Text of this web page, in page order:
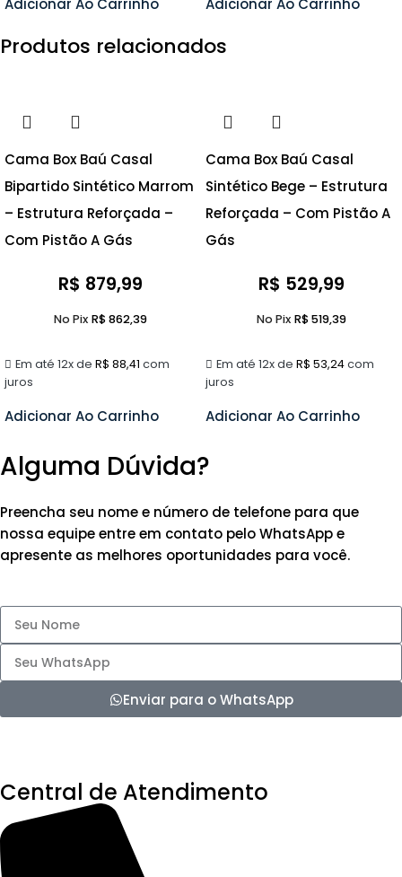
Produtos relacionados
Cama Box Baú Casal
Bipartido Sintético Marrom
– Estrutura Reforçada –
Com Pistão A Gás
R$ 879,99
Em até 12x de R$ 88,41 com
juros
No Pix R$862,39
Adicionar Ao Carrinho
Cama Box Baú Casal
Sintético Bege – Estrutura
Reforçada – Com Pistão A
Gás
R$ 529,99
Em até 12x de R$ 53,24com
juros
No Pix R$519,39
Adicionar Ao Carrinho
Alguma Dúvida?
Preencha seu nome e número de telefone para que
nossa equipe entre em contato pelo WhatsApp e
apresente as melhores oportunidades para você.
Enviar para o WhatsApp
Central de Atendimento